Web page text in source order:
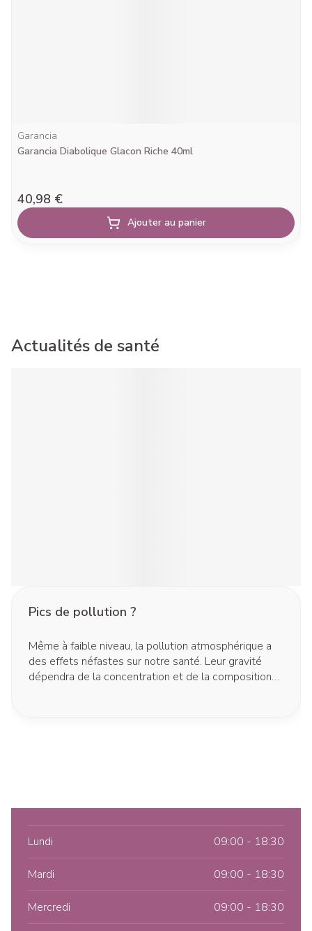
Garancia
Garancia Diabolique Glacon Riche 40ml
40,98 €
Ajouter au panier
Actualités de santé
Pics de pollution ?
Même à faible niveau, la pollution atmosphérique a
des effets néfastes sur notre santé. Leur gravité
dépendra de la concentration et de la composition
Lundi 09:00 - 18:30
Mardi 09:00 - 18:30
Mercredi 09:00 - 18:30